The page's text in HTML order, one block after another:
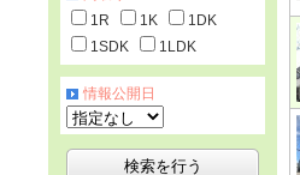
1R
1K
1DK
1SDK
1LDK
情報公開日